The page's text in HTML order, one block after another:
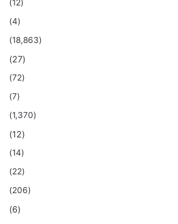
(12)
(4)
(18,863)
(27)
(72)
(7)
(1,370)
(12)
(14)
(22)
(206)
(6)